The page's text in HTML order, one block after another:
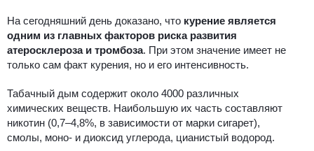
На сегодняшний день доказано, что курение является
одним из главных факторов риска развития
атеросклероза и тромбоза. При этом значение имеет не
только сам факт курения, но и его интенсивность.
Табачный дым содержит около 4000 различных
химических веществ. Наибольшую их часть составляют
никотин (0,7–4,8%, в зависимости от марки сигарет),
смолы, моно- и диоксид углерода, цианистый водород.